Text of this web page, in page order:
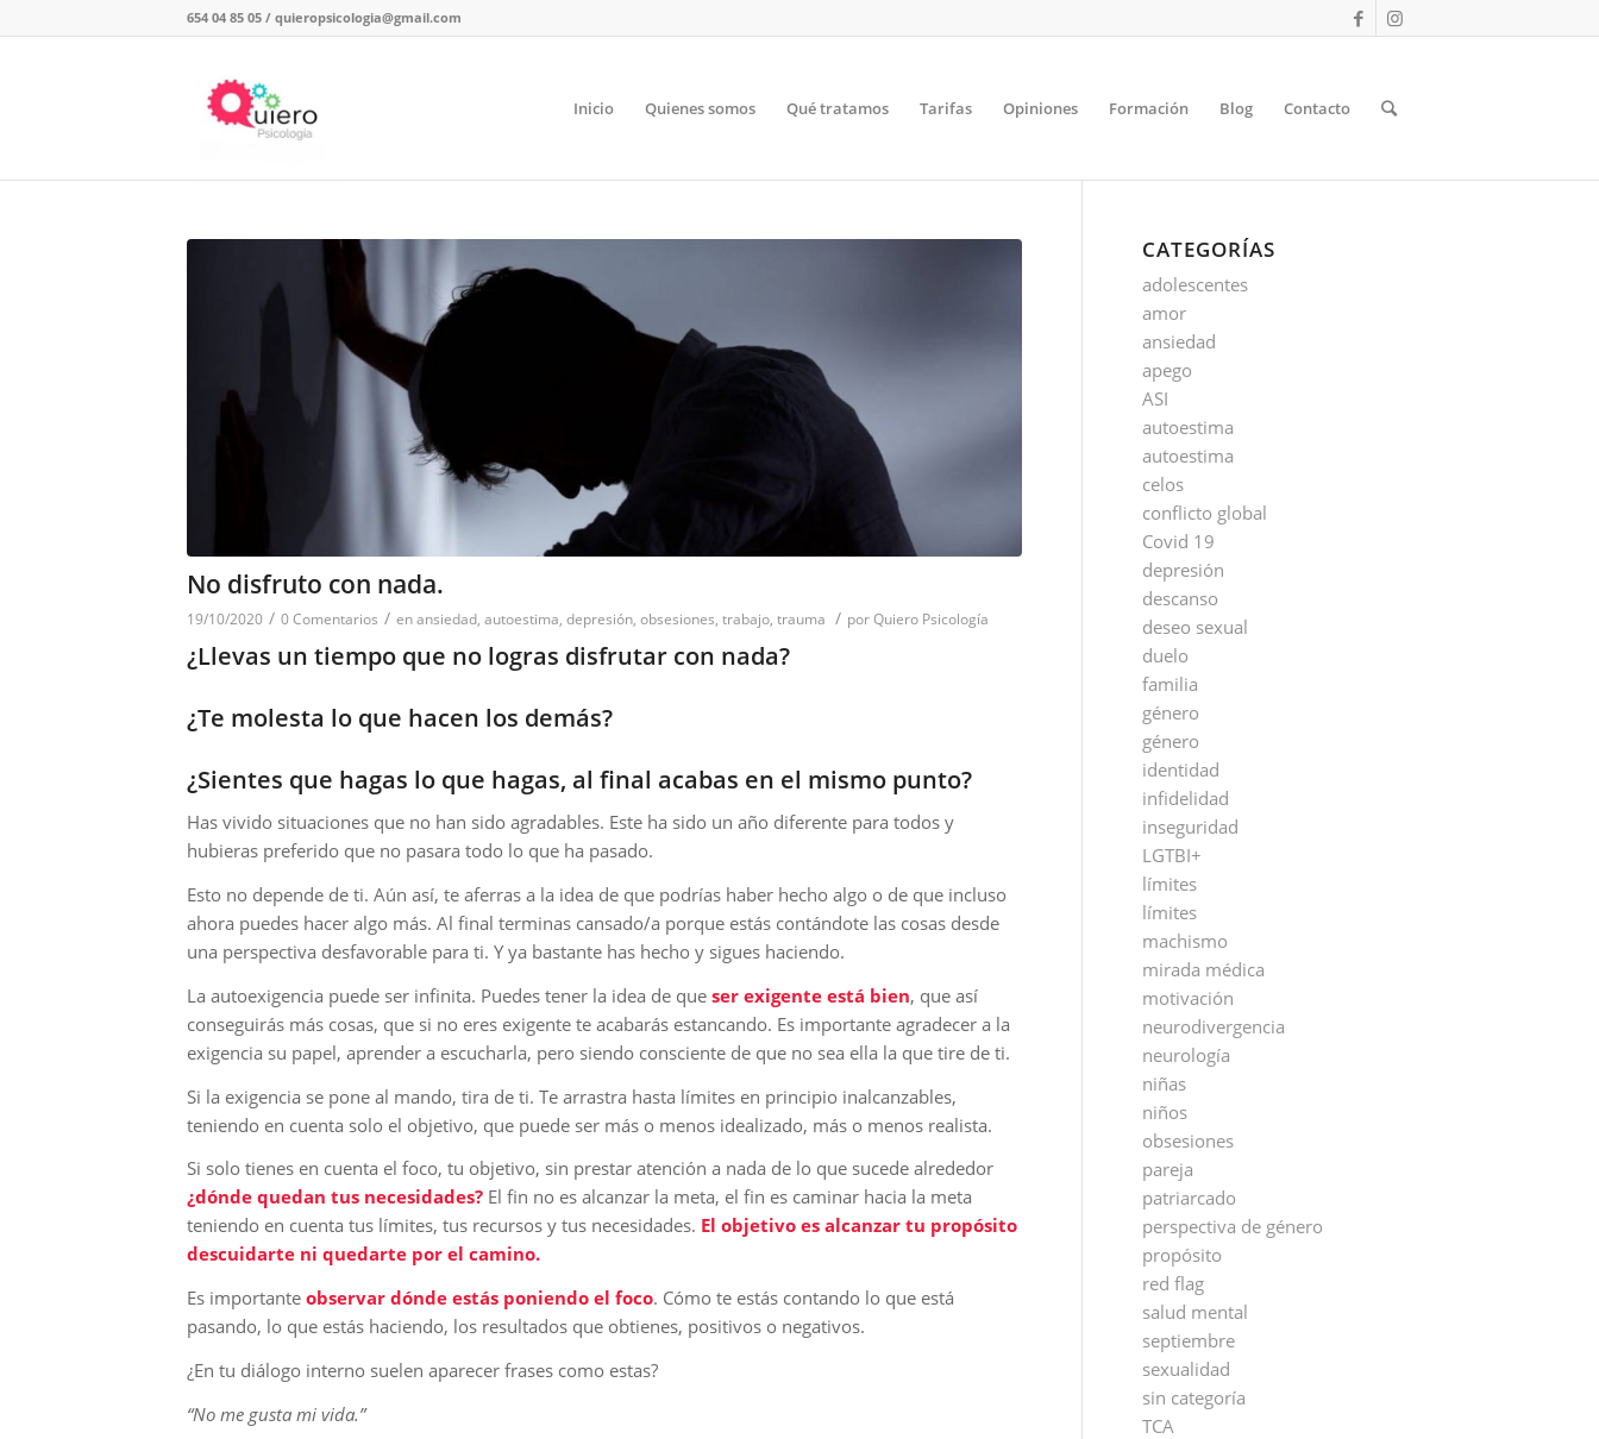
654 04 85 05 / quieropsicologia@gmail.com
Inicio Quienes somos Qué tratamos Tarifas Opiniones Formación Blog Contacto
No disfruto con nada.
19/10/2020 / 0 Comentarios / enansiedad, autoestima, depresión, obsesiones, trabajo, trauma / porQuiero Psicología
¿Llevas un tiempo que no logras disfrutar con nada?
¿Te molesta lo que hacen los demás?
¿Sientes que hagas lo que hagas, al final acabas en el mismo punto?
Has vivido situaciones que no han sido agradables. Este ha sido un año diferente para todos y
hubieras preferido que no pasara todo lo que ha pasado.
Esto no depende de ti. Aún así, te aferras a la idea de que podrías haber hecho algo o de que incluso
ahora puedes hacer algo más. Al final terminas cansado/a porque estás contándote las cosas desde
una perspectiva desfavorable para ti. Y ya bastante has hecho y sigues haciendo.
La autoexigencia puede ser infinita. Puedes tener la idea de que ser exigente está bien, que así
conseguirás más cosas, que si no eres exigente te acabarás estancando. Es importante agradecer a la
exigencia su papel, aprender a escucharla, pero siendo consciente de que no sea ella la que tire de ti.
Si la exigencia se pone al mando, tira de ti. Te arrastra hasta límites en principio inalcanzables,
teniendo en cuenta solo el objetivo, que puede ser más o menos idealizado, más o menos realista.
Si solo tienes en cuenta el foco, tu objetivo, sin prestar atención a nada de lo que sucede alrededor
¿dónde quedan tus necesidades? El fin no es alcanzar la meta, el fin es caminar hacia la meta
teniendo en cuenta tus límites, tus recursos y tus necesidades. El objetivo es alcanzar tu propósito
descuidarte ni quedarte por el camino.
Es importante observar dónde estás poniendo el foco. Cómo te estás contando lo que está
pasando, lo que estás haciendo, los resultados que obtienes, positivos o negativos.
¿En tu diálogo interno suelen aparecer frases como estas?
“No me gusta mi vida.”
CATEGORÍAS
adolescentes
amor
ansiedad
apego
ASI
autoestima
autoestima
celos
conflicto global
Covid 19
depresión
descanso
deseo sexual
duelo
familia
género
género
identidad
infidelidad
inseguridad
LGTBI+
límites
límites
machismo
mirada médica
motivación
neurodivergencia
neurología
niñas
niños
obsesiones
pareja
patriarcado
perspectiva de género
propósito
red flag
salud mental
septiembre
sexualidad
sin categoría
TCA